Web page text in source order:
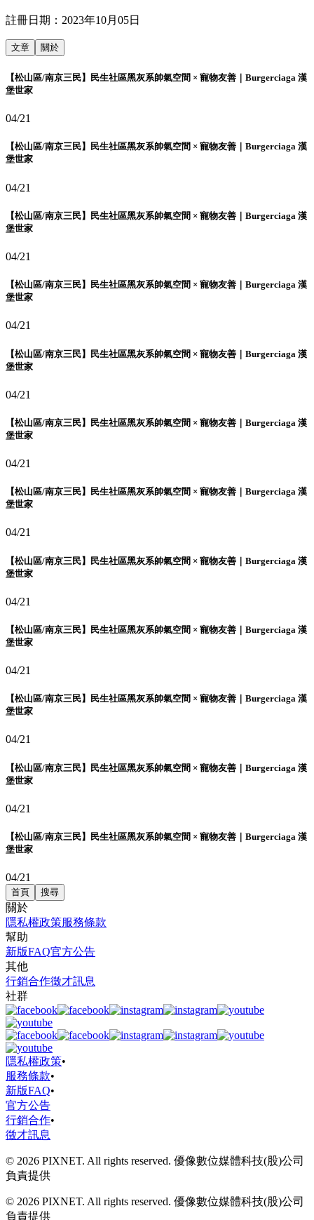
註冊日期： 2023年10月05日
文章 關於
【松山區/南京三民】民生社區黑灰系帥氣空間 × 寵物友善｜Burgerciaga 漢
堡世家
04/21
【松山區/南京三民】民生社區黑灰系帥氣空間 × 寵物友善｜Burgerciaga 漢
堡世家
04/21
【松山區/南京三民】民生社區黑灰系帥氣空間 × 寵物友善｜Burgerciaga 漢
堡世家
04/21
【松山區/南京三民】民生社區黑灰系帥氣空間 × 寵物友善｜Burgerciaga 漢
堡世家
04/21
【松山區/南京三民】民生社區黑灰系帥氣空間 × 寵物友善｜Burgerciaga 漢
堡世家
04/21
【松山區/南京三民】民生社區黑灰系帥氣空間 × 寵物友善｜Burgerciaga 漢
堡世家
04/21
【松山區/南京三民】民生社區黑灰系帥氣空間 × 寵物友善｜Burgerciaga 漢
堡世家
04/21
【松山區/南京三民】民生社區黑灰系帥氣空間 × 寵物友善｜Burgerciaga 漢
堡世家
04/21
【松山區/南京三民】民生社區黑灰系帥氣空間 × 寵物友善｜Burgerciaga 漢
堡世家
04/21
【松山區/南京三民】民生社區黑灰系帥氣空間 × 寵物友善｜Burgerciaga 漢
堡世家
04/21
【松山區/南京三民】民生社區黑灰系帥氣空間 × 寵物友善｜Burgerciaga 漢
堡世家
04/21
【松山區/南京三民】民生社區黑灰系帥氣空間 × 寵物友善｜Burgerciaga 漢
堡世家
04/21
首頁 搜尋
關於
隱私權政策服務條款
幫助
新版FAQ官方公告
其他
行銷合作徵才訊息
社群
隱私權政策•
服務條款•
新版FAQ•
官方公告
行銷合作•
徵才訊息
© 2026 PIXNET. All rights reserved. 優像數位媒體科技(股)公司
負責提供
© 2026 PIXNET. All rights reserved. 優像數位媒體科技(股)公司
負責提供